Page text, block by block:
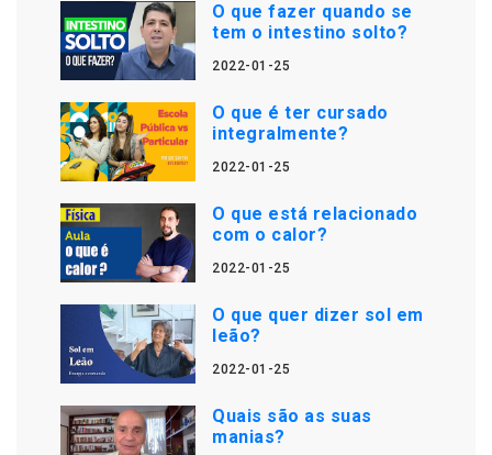
O que fazer quando se
tem o intestino solto?
2022-01-25
O que é ter cursado
integralmente?
2022-01-25
O que está relacionado
com o calor?
2022-01-25
O que quer dizer sol em
leão?
2022-01-25
Quais são as suas
manias?